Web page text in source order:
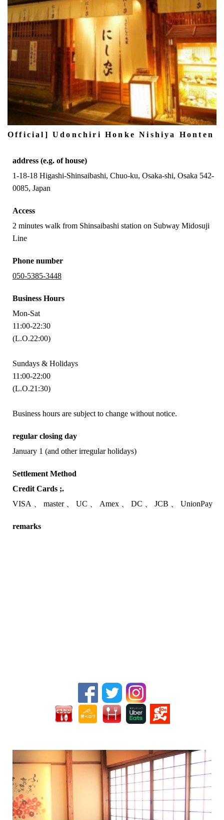
Official] Udonchiri Honke Nishiya Honten
address (e.g. of house)
1-18-18 Higashi-Shinsaibashi, Chuo-ku, Osaka-shi, Osaka 542-
0085, Japan
Access
2 minutes walk from Shinsaibashi station on Subway Midosuji
Line
Phone number
050-5385-3448
Business Hours
Mon-Sat
11:00-22:30
(L.O.22:00)
Sundays & Holidays
11:00-22:00
(L.O.21:30)
Business hours are subject to change without notice.
regular closing day
January 1 (and other irregular holidays)
Settlement Method
Credit Cards ;.
VISA
master UC Amex DC JCB UnionPay
remarks